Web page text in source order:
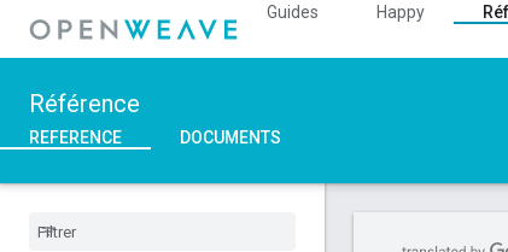
Guides Happy
Référence
REFERENCE DOCUMENTS
::Weave
Classes
Structs
::ASN1